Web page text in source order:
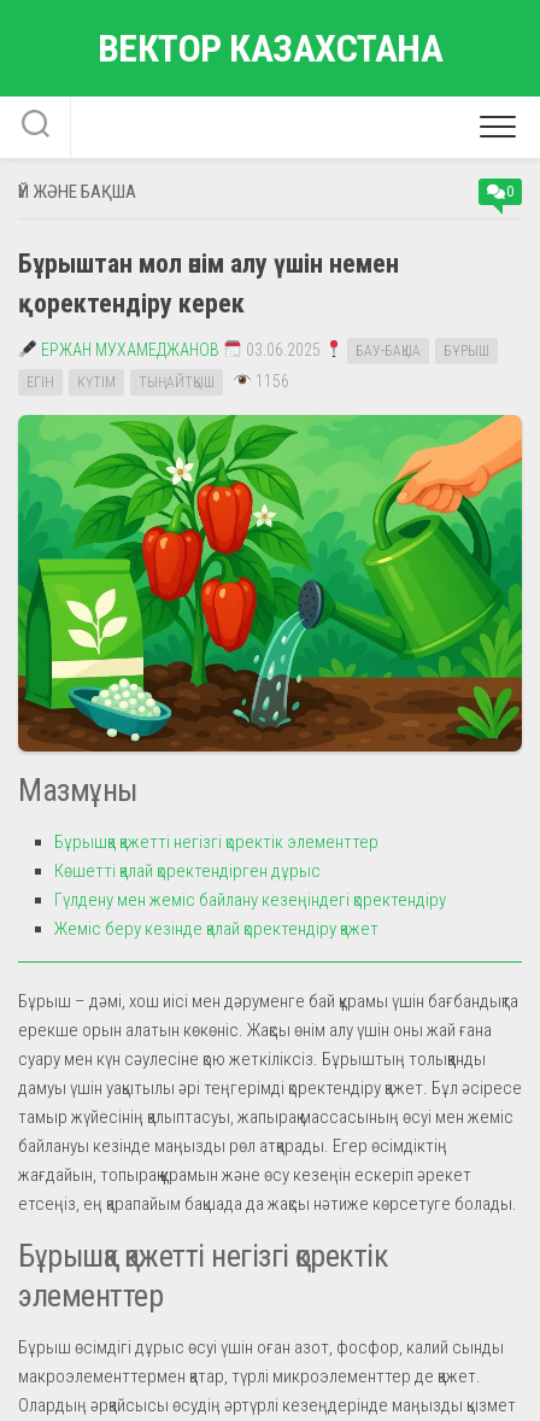
ВЕКТОР КАЗАХСТАНА
ҮЙ ЖӘНЕ БАҚША 0
Бұрыштан мол өнім алу үшін немен
қоректендіру керек
ЕРЖАН МУХАМЕДЖАНОВ 03.06.2025 БАУ-БАҚША
БҰРЫШ
ЕГІН
КҮТІМ ТЫҢАЙТҚЫШ 1156
Мазмұны
Бұрышқа қажетті негізгі қоректік элементтер
Көшетті қалай қоректендірген дұрыс
Гүлдену мен жеміс байлану кезеңіндегі қоректендіру
Жеміс беру кезінде қалай қоректендіру қажет
Бұрыш – дәмі, хош иісі мен дәруменге бай құрамы үшін бағбандықта
ерекше орын алатын көкөніс. Жақсы өнім алу үшін оны жай ғана
суару мен күн сәулесіне қою жеткіліксіз. Бұрыштың толыққанды
дамуы үшін уақытылы әрі теңгерімді қоректендіру қажет. Бұл әсіресе
тамыр жүйесінің қалыптасуы, жапырақ массасының өсуі мен жеміс
байлануы кезінде маңызды рөл атқарады. Егер өсімдіктің
жағдайын, топырақ құрамын және өсу кезеңін ескеріп әрекет
етсеңіз, ең қарапайым бақшада да жақсы нәтиже көрсетуге болады.
Бұрышқа қажетті негізгі қоректік
элементтер
Бұрыш өсімдігі дұрыс өсуі үшін оған азот, фосфор, калий сынды
макроэлементтермен қатар, түрлі микроэлементтер де қажет.
Олардың әрқайсысы өсудің әртүрлі кезеңдерінде маңызды қызмет